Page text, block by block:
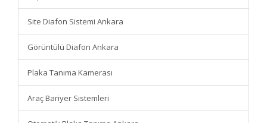
Site Diafon Sistemi Ankara
Görüntülü Diafon Ankara
Plaka Tanıma Kamerası
Araç Bariyer Sistemleri